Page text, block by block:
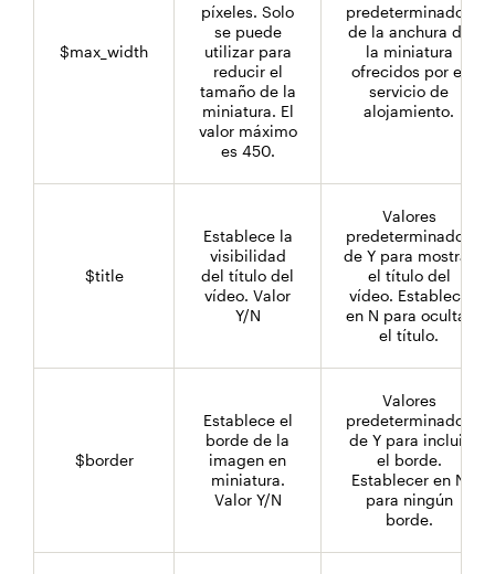
$max_width
píxeles. Solo
se puede
utilizar para
reducir el
tamaño de la
miniatura. El
valor máximo
es 450.
predeterminados
de la anchura de
la miniatura
ofrecidos por el
servicio de
alojamiento.
$title
Establece la
visibilidad
del título del
vídeo. Valor
Y/N
Valores
predeterminados
de Y para mostrar
el título del
vídeo. Establece
en N para ocultar
el título.
$border
Establece el
borde de la
imagen en
miniatura.
Valor Y/N
Valores
predeterminados
de Y para incluir
el borde.
Establecer en N
para ningún
borde.